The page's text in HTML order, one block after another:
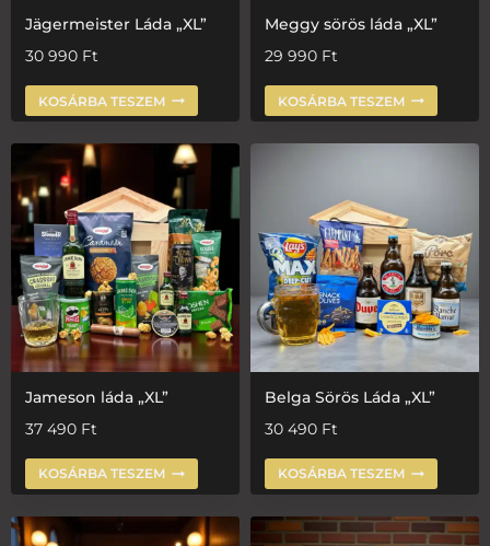
Jägermeister Láda „XL”
30 990 Ft
KOSÁRBA TESZEM
Meggy sörös láda „XL”
29 990 Ft
KOSÁRBA TESZEM
Jameson láda „XL”
37 490 Ft
KOSÁRBA TESZEM
Belga Sörös Láda „XL”
30 490 Ft
KOSÁRBA TESZEM